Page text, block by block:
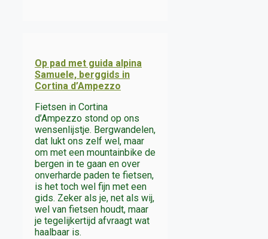
Op pad met guida alpina
Samuele, berggids in
Cortina d’Ampezzo
Fietsen in Cortina
d’Ampezzo stond op ons
wensenlijstje. Bergwandelen,
dat lukt ons zelf wel, maar
om met een mountainbike de
bergen in te gaan en over
onverharde paden te fietsen,
is het toch wel fijn met een
gids. Zeker als je, net als wij,
wel van fietsen houdt, maar
je tegelijkertijd afvraagt wat
haalbaar is.